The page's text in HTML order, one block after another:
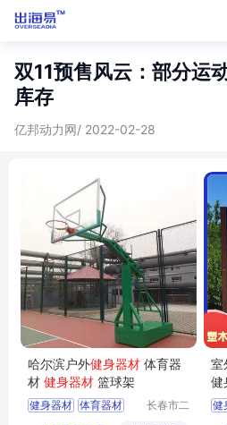
双11预售风云：部分运
库存
亿邦动力网/ 2022-02-28
哈尔滨户外健身器材 体育器
材 健身器材 篮球架
健身器材 体育器材
长春市二
室
健
健